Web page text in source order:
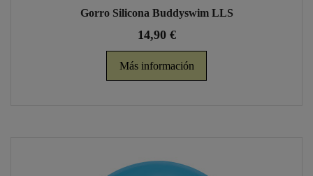
Gorro Silicona Buddyswim LLS
14,90 €
Más información